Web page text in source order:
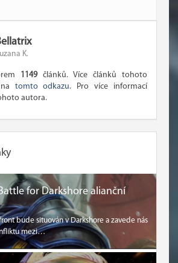
K.
1149článků. Více článků tohoto
tomto odkazu. Pro více informací
autora.
for Darkshore alianční
bude situován v Darkshore a zavede nás
mezi…